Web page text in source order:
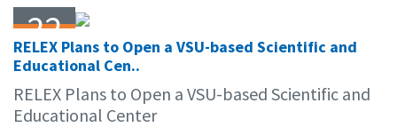
22
02.13
RELEX Plans to Open a VSU-based Scientific and
Educational Cen..
RELEX Plans to Open a VSU-based Scientific and
Educational Center